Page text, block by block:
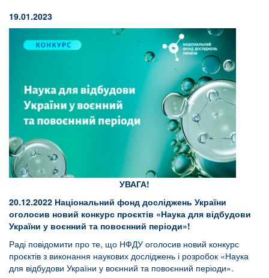
19.01.2023
УВАГА!
20.12.2022 Національний фонд досліджень України
оголосив новий конкурс проєктів «Наука для відбудови
України у воєнний та повоєнний періоди»!
Раді повідомити про те, що НФДУ оголосив новий конкурс
проєктів з виконання наукових досліджень і розробок «Наука
для відбудови України у воєнний та повоєнний періоди».